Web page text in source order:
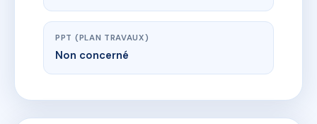
PPT (PLAN TRAVAUX)
Non concerné